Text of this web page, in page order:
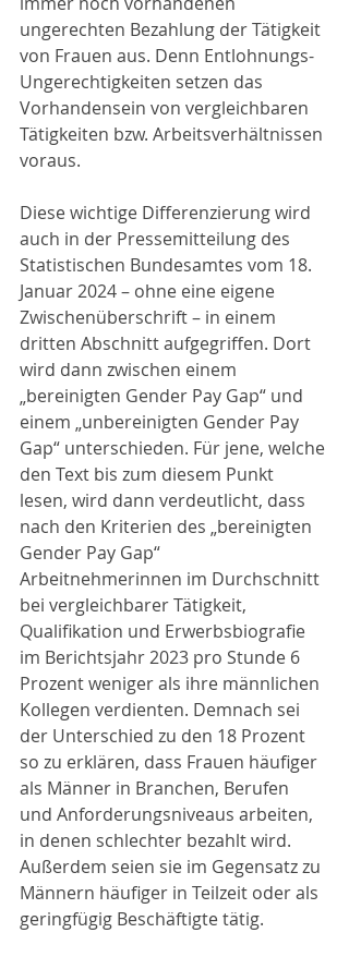
ungerechten Bezahlung der Tätigkeit
von Frauen aus. Denn Entlohnungs-
Ungerechtigkeiten setzen das
Vorhandensein von vergleichbaren
Tätigkeiten bzw. Arbeitsverhältnissen
voraus.
Diese wichtige Differenzierung wird
auch in der Pressemitteilung des
Statistischen Bundesamtes vom 18.
Januar 2024 – ohne eine eigene
Zwischenüberschrift – in einem
dritten Abschnitt aufgegriffen. Dort
wird dann zwischen einem
„bereinigten Gender Pay Gap“ und
einem „unbereinigten Gender Pay
Gap“ unterschieden. Für jene, welche
den Text bis zum diesem Punkt
lesen, wird dann verdeutlicht, dass
nach den Kriterien des „bereinigten
Gender Pay Gap“
Arbeitnehmerinnen im Durchschnitt
bei vergleichbarer Tätigkeit,
Qualifikation und Erwerbsbiografie
im Berichtsjahr 2023 pro Stunde 6
Prozent weniger als ihre männlichen
Kollegen verdienten. Demnach sei
der Unterschied zu den 18 Prozent
so zu erklären, dass Frauen häufiger
als Männer in Branchen, Berufen
und Anforderungsniveaus arbeiten,
in denen schlechter bezahlt wird.
Außerdem seien sie im Gegensatz zu
Männern häufiger in Teilzeit oder als
geringfügig Beschäftigte tätig.